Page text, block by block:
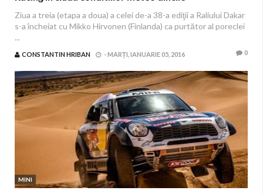
Ziua a treia (etapa a doua) a celei de-a 38-a ediţii a Raliului Dakar
s-a încheiat cu Mikko Hirvonen (Finlanda) ca purtător al poreclei
...
CONSTANTIN HRIBAN -MARȚI, IANUARIE 05, 2016 0
MINI